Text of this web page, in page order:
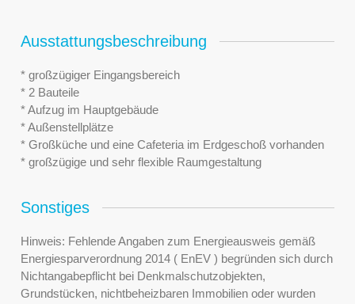
Ausstattungsbeschreibung
* großzügiger Eingangsbereich
* 2 Bauteile
* Aufzug im Hauptgebäude
* Außenstellplätze
* Großküche und eine Cafeteria im Erdgeschoß vorhanden
* großzügige und sehr flexible Raumgestaltung
Sonstiges
Hinweis: Fehlende Angaben zum Energieausweis gemäß
Energiesparverordnung 2014 ( EnEV ) begründen sich durch
Nichtangabepflicht bei Denkmalschutzobjekten,
Grundstücken, nichtbeheizbaren Immobilien oder wurden